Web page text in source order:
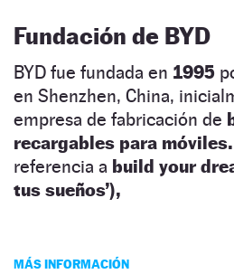
Fundación de BYD
BYD fue fundada en 1995
en Shenzhen, China,
empresa de fabricación de
recargables para móviles.
referencia a build your
tus sueños’),
MÁS INFORMACIÓN